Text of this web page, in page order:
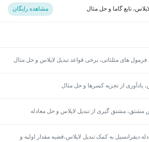
تابع گاما و حل مثال مشاهده رایگان
های مثلثاتی، برخی قواعد تبدیل لاپلاس و حل مثال
یادآوری از تجزیه کسرها و حل مثال
مشتق، مشتق گیری از تبدیل لاپلاس و حل معادله
دیفرانسیل به کمک تبدیل لاپلاس،قضیه مقدار اولیه و